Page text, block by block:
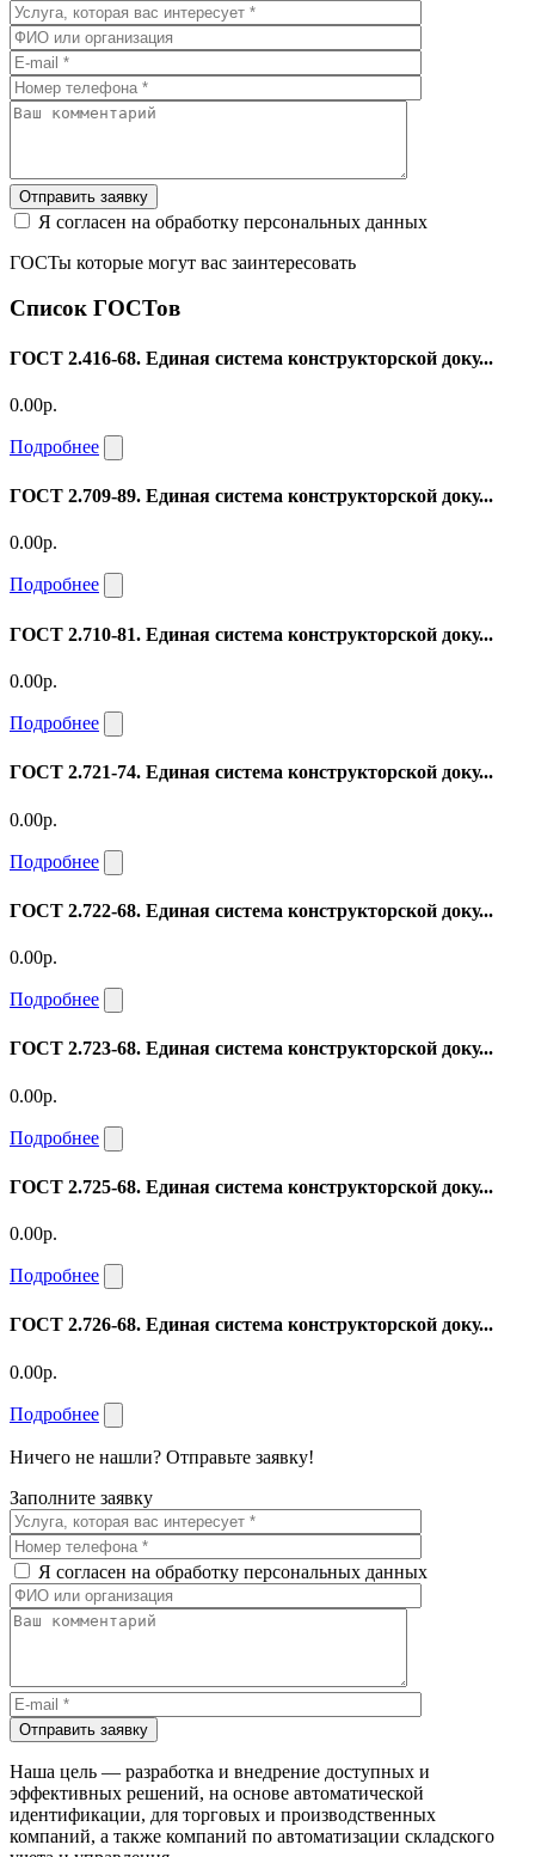
Отправить заявку
Я согласен на обработку персональных данных
ГОСТы которые могут вас заинтересовать
Список ГОСТов
ГОСТ 2.416-68. Единая система конструкторской доку...
0.00р.
Подробнее
ГОСТ 2.709-89. Единая система конструкторской доку...
0.00р.
Подробнее
ГОСТ 2.710-81. Единая система конструкторской доку...
0.00р.
Подробнее
ГОСТ 2.721-74. Единая система конструкторской доку...
0.00р.
Подробнее
ГОСТ 2.722-68. Единая система конструкторской доку...
0.00р.
Подробнее
ГОСТ 2.723-68. Единая система конструкторской доку...
0.00р.
Подробнее
ГОСТ 2.725-68. Единая система конструкторской доку...
0.00р.
Подробнее
ГОСТ 2.726-68. Единая система конструкторской доку...
0.00р.
Подробнее
Ничего не нашли? Отправьте заявку!
Заполните заявку
Я согласен на обработку персональных данных
Отправить заявку
Наша цель — разработка и внедрение доступных и
эффективных решений, на основе автоматической
идентификации, для торговых и производственных
компаний, а также компаний по автоматизации складского